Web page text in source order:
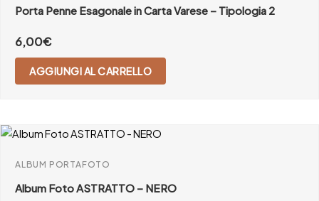
Porta Penne Esagonale in Carta Varese – Tipologia 2
6,00€
AGGIUNGI AL CARRELLO
ALBUM PORTAFOTO
Album Foto ASTRATTO – NERO